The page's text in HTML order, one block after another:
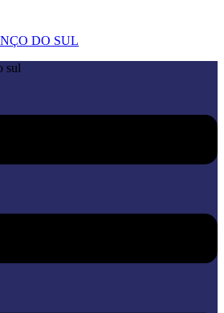
DO SUL